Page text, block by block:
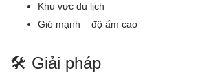
Khu vực du lịch
Gió mạnh – độ ẩm cao
🛠️ Giải pháp